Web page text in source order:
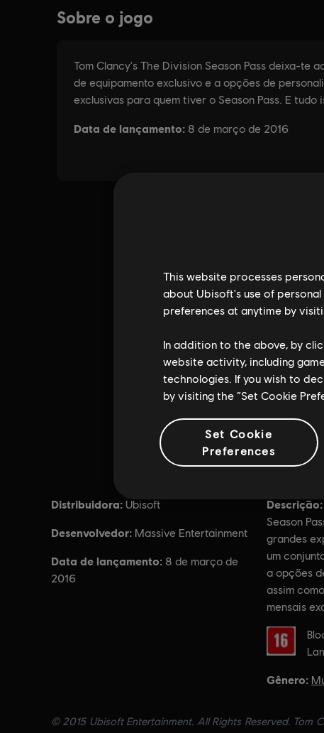
Distribuidora: Ubisoft
Desenvolvedor: Massive Entertainment
Data de lançamento: 8 de março de
2016
Descrição:
Season
grandes
um
a opções
assim
mensais
Gênero:
© 2015 Ubisoft Entertainment. All Rights Reserved. Tom
This website processes
about Ubisoft's use of
preferences at anytime by
In addition to the above, by
website activity, including
technologies. If you wish to
by visiting the “Set Cookie
Set Cookie
Preferences